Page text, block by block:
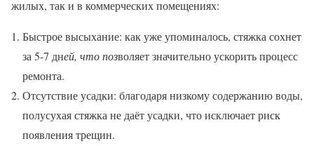
жилых, так и в коммерческих помещениях:
Быстрое высыхание: как уже упоминалось, стяжка сохнет
за 5-7 дней, что позволяет значительно ускорить процесс
ремонта.
Отсутствие усадки: благодаря низкому содержанию воды,
полусухая стяжка не даёт усадки, что исключает риск
появления трещин.